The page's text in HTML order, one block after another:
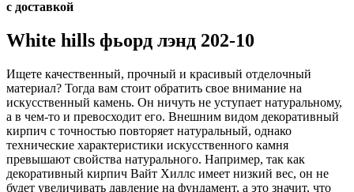
с доставкой
White hills фьорд лэнд 202-10
Ищете качественный, прочный и красивый отделочный
материал? Тогда вам стоит обратить свое внимание на
искусственный камень. Он ничуть не уступает натуральному,
а в чем-то и превосходит его. Внешним видом декоративный
кирпич с точностью повторяет натуральный, однако
технические характеристики искусственного камня
превышают свойства натурального. Например, так как
декоративный кирпич Вайт Хиллс имеет низкий вес, он не
будет увеличивать давление на фундамент, а это значит, что